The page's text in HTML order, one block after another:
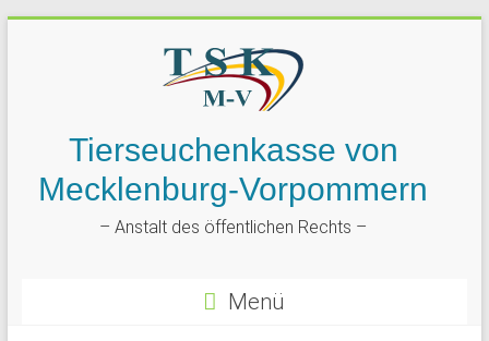
Tierseuchenkasse von
Mecklenburg-Vorpommern
– Anstalt des öffentlichen Rechts –
Menü